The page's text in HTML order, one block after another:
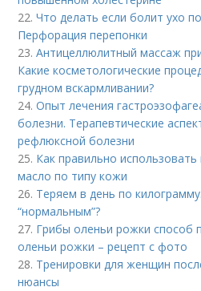
22.Что делать если болит ухо
Перфорация перепонки
23.Антицеллюлитный массаж
Какие косметологические
грудном вскармливании?
24.Опыт лечения
болезни. Терапевтические
рефлюксной болезни
25. Как правильно
масло по типу кожи
26. Теряем в день по
“нормальным”?
27. Грибы оленьи рожки способ
оленьи рожки – рецепт с фото
28. Тренировки для женщин
нюансы